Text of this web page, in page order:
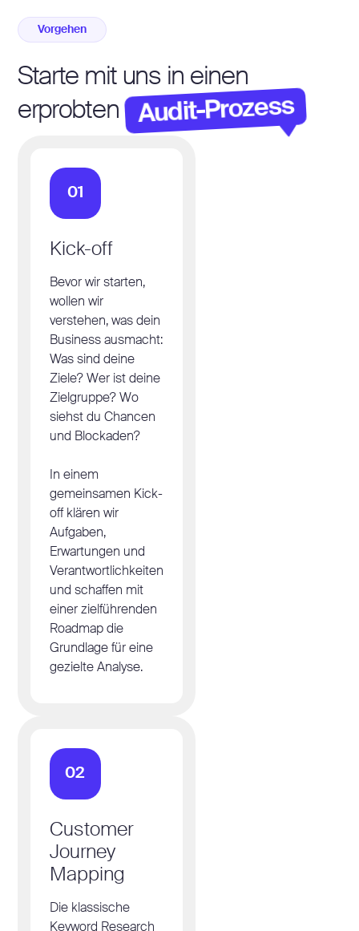
Vorgehen
Starte mit uns in einen
erprobten
Audit-Prozess
01
Kick-off
Bevor wir starten,
wollen wir
verstehen, was dein
Business ausmacht:
Was sind deine
Ziele? Wer ist deine
Zielgruppe? Wo
siehst du Chancen
und Blockaden?
In einem
gemeinsamen Kick-
off klären wir
Aufgaben,
Erwartungen und
Verantwortlichkeiten
und schaffen mit
einer zielführenden
Roadmap die
Grundlage für eine
gezielte Analyse.
02
Customer
Journey
Mapping
Die klassische
Keyword Research